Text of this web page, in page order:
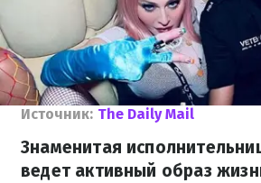
Источник: The Daily Mail
Знаменитая
ведет активный образ